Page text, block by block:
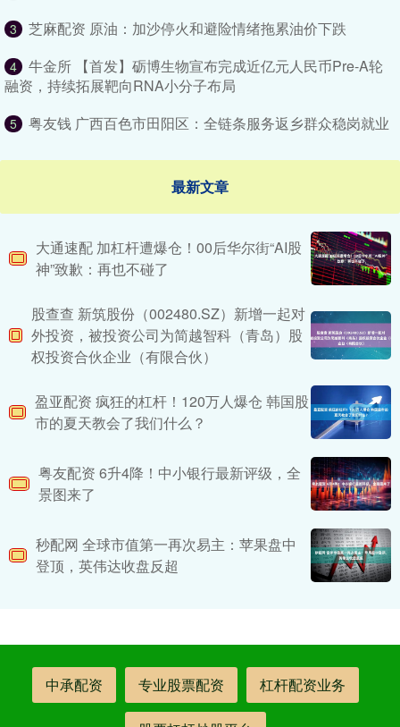
3 芝麻配资 原油：加沙停火和避险情绪拖累油价下跌
4
牛金所 【首发】砺博生物宣布完成近亿元人民币Pre-A轮
融资，持续拓展靶向RNA小分子布局
5 粤友钱 广西百色市田阳区：全链条服务返乡群众稳岗就业
最新文章
大通速配 加杠杆遭爆仓！00后华尔街“AI股
神”致歉：再也不碰了
股查查 新筑股份（002480.SZ）新增一起对
外投资，被投资公司为简越智科（青岛）股
权投资合伙企业（有限合伙）
盈亚配资 疯狂的杠杆！120万人爆仓 韩国股
市的夏天教会了我们什么？
粤友配资 6升4降！中小银行最新评级，全
景图来了
秒配网 全球市值第一再次易主：苹果盘中
登顶，英伟达收盘反超
中承配资 专业股票配资 杠杆配资业务